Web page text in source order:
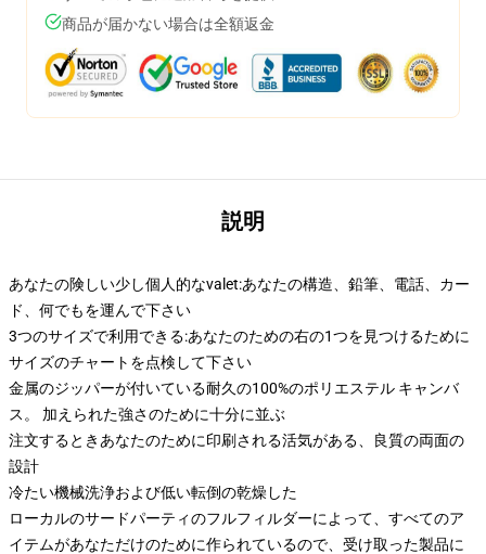
商品が届かない場合は全額返金
説明
あなたの険しい少し個人的なvalet:あなたの構造、鉛筆、電話、カー
ド、何でもを運んで下さい
3つのサイズで利用できる:あなたのための右の1つを見つけるために
サイズのチャートを点検して下さい
金属のジッパーが付いている耐久の100%のポリエステル キャンバ
ス。 加えられた強さのために十分に並ぶ
注文するときあなたのために印刷される活気がある、良質の両面の
設計
冷たい機械洗浄および低い転倒の乾燥した
ローカルのサードパーティのフルフィルダーによって、すべてのア
イテムがあなただけのために作られているので、受け取った製品に